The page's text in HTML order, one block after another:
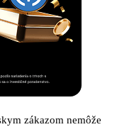
zákazom nemôže